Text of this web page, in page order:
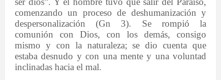
comenzando un proceso de deshumanización y
despersonalización (Gn 3). Se rompió la
comunión con Dios, con los demás, consigo
mismo y con la naturaleza; se dio cuenta que
estaba desnudo y con una mente y una voluntad
inclinadas hacia el mal.